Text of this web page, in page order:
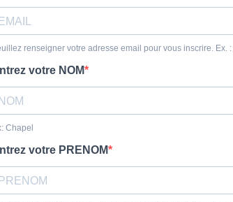
renseigner votre adresse email pour vous inscrire. Ex. :
votre NOM
Chapel
votre PRENOM